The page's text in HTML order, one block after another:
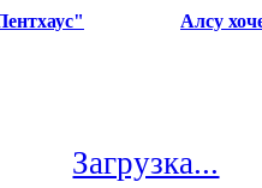
Алсу
Загрузка...